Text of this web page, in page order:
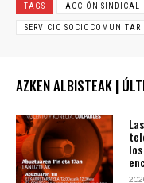
TAGS ACCIÓN SINDICAL
SERVICIO
AZKEN ALBISTEAK |